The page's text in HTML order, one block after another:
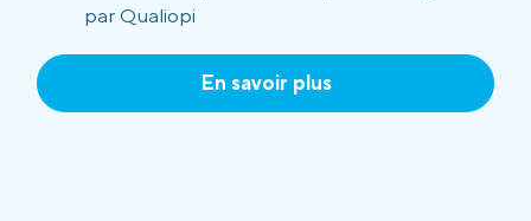
par Qualiopi
En savoir plus